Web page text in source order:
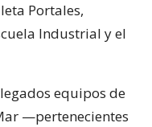
Portales,
Industrial y el
equipos de
—pertenecientes